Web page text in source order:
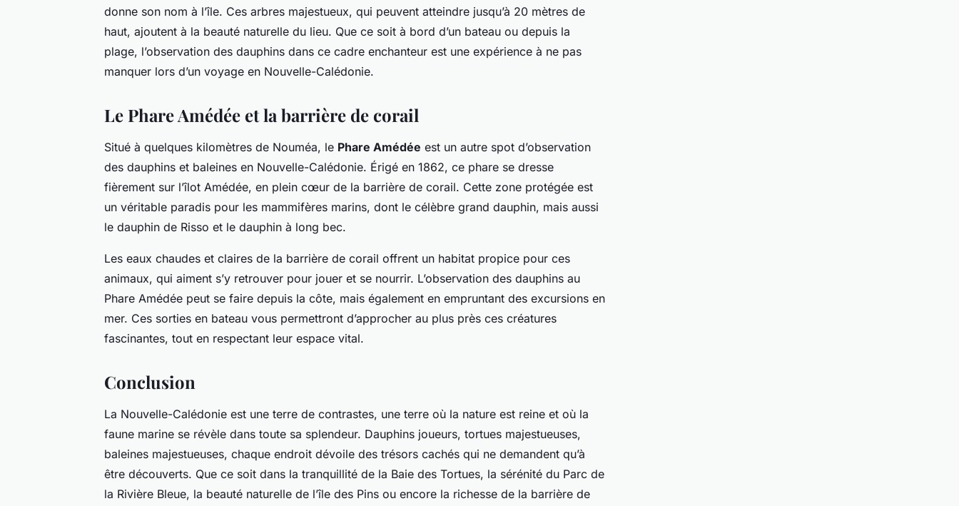
donne son nom à l’île. Ces arbres majestueux, qui peuvent atteindre jusqu’à 20 mètres de
haut, ajoutent à la beauté naturelle du lieu. Que ce soit à bord d’un bateau ou depuis la
plage, l’observation des dauphins dans ce cadre enchanteur est une expérience à ne pas
manquer lors d’un voyage en Nouvelle-Calédonie.
Le Phare Amédée et la barrière de corail
Situé à quelques kilomètres de Nouméa, le Phare Amédée est un autre spot d’observation
des dauphins et baleines en Nouvelle-Calédonie. Érigé en 1862, ce phare se dresse
fièrement sur l’îlot Amédée, en plein cœur de la barrière de corail. Cette zone protégée est
un véritable paradis pour les mammifères marins, dont le célèbre grand dauphin, mais aussi
le dauphin de Risso et le dauphin à long bec.
Les eaux chaudes et claires de la barrière de corail offrent un habitat propice pour ces
animaux, qui aiment s’y retrouver pour jouer et se nourrir. L’observation des dauphins au
Phare Amédée peut se faire depuis la côte, mais également en empruntant des excursions en
mer. Ces sorties en bateau vous permettront d’approcher au plus près ces créatures
fascinantes, tout en respectant leur espace vital.
Conclusion
La Nouvelle-Calédonie est une terre de contrastes, une terre où la nature est reine et où la
faune marine se révèle dans toute sa splendeur. Dauphins joueurs, tortues majestueuses,
baleines majestueuses, chaque endroit dévoile des trésors cachés qui ne demandent qu’à
être découverts. Que ce soit dans la tranquillité de la Baie des Tortues, la sérénité du Parc de
la Rivière Bleue, la beauté naturelle de l’île des Pins ou encore la richesse de la barrière de